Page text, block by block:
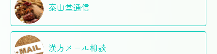
泰山堂通信
漢方メール相談